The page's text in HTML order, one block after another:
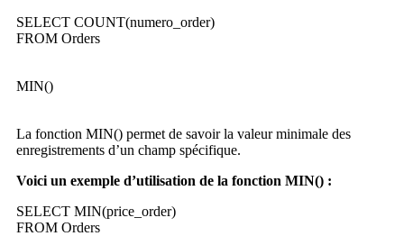
SELECT COUNT(numero_order)
FROM Orders
MIN()
La fonction MIN() permet de savoir la valeur minimale des
enregistrements d’un champ spécifique.
Voici un exemple d’utilisation de la fonction MIN() :
SELECT MIN(price_order)
FROM Orders